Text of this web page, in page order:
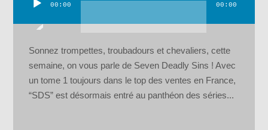
00:00 00:00
Sonnez trompettes, troubadours et chevaliers, cette
semaine, on vous parle de Seven Deadly Sins ! Avec
un tome 1 toujours dans le top des ventes en France,
“SDS” est désormais entré au panthéon des séries...